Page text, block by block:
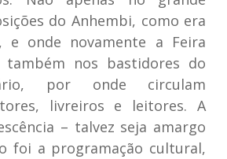
do Anhembi, como era
e onde novamente a Feira
também nos bastidores do
por onde circulam
livreiros e leitores. A
– talvez seja amargo
foi a programação cultural,